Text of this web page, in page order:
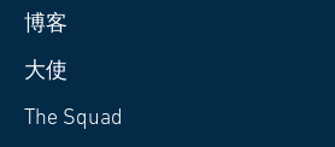
博客
大使
The Squad